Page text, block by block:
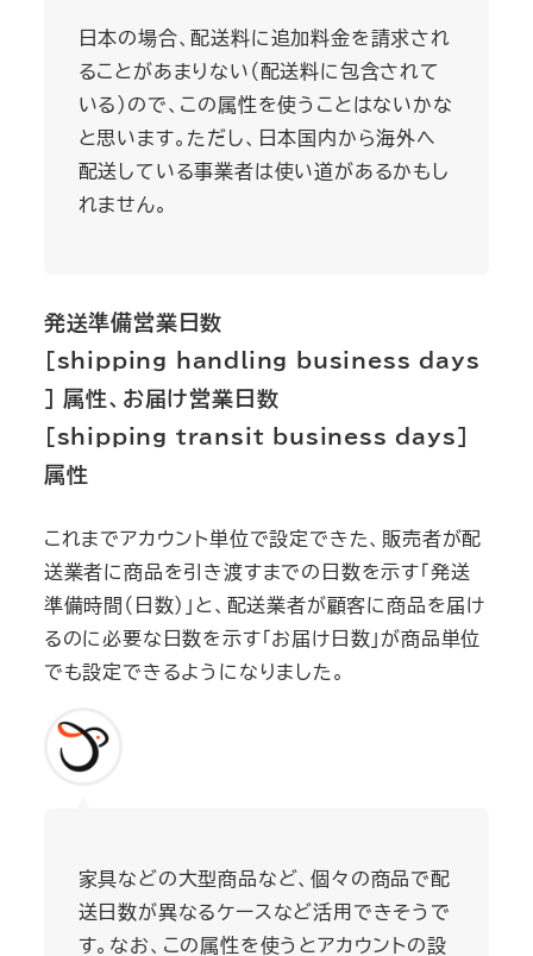
日本の場合、配送料に追加料金を請求され
ることがあまりない（配送料に包含されて
いる）ので、この属性を使うことはないかな
と思います。ただし、日本国内から海外へ
配送している事業者は使い道があるかもし
れません。
発送準備営業日数
[shipping_handling_business_days
] 属性、お届け営業日数
[shipping_transit_business_days]
属性
これまでアカウント単位で設定できた、販売者が配
送業者に商品を引き渡すまでの日数を示す「発送
準備時間（日数）」と、配送業者が顧客に商品を届け
るのに必要な日数を示す「お届け日数」が商品単位
でも設定できるようになりました。
家具などの大型商品など、個々の商品で配
送日数が異なるケースなど活用できそうで
す。なお、この属性を使うとアカウントの設